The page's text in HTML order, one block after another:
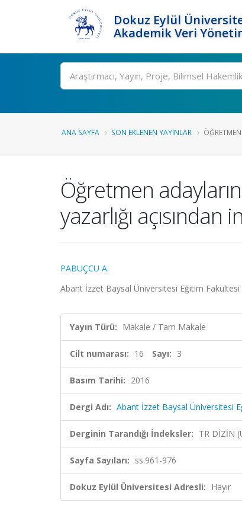
Dokuz Eylül
Akademik Veri
Ara
ANA SAYFA SON EKLENEN YAYINLAR
Öğretmen
yazarlığı açısından
PABUÇCU A.
Abant İzzet Baysal Üniversitesi Eğitim
Yayın Türü: Makale / Tam Makale
Cilt numarası: 16 Sayı: 3
Basım Tarihi: 2016
Dergi Adı: Abant İzzet Baysal Üniversitesi
Derginin Tarandığı İndeksler: TR DİZİN
Sayfa Sayıları: ss.961-976
Dokuz Eylül Üniversitesi Adresli: Hayır